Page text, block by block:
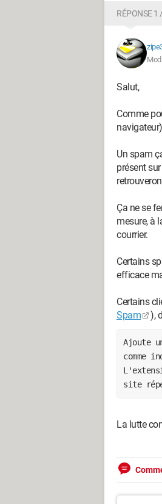
RÉPONSE 1
Salut,
Comme
Un spam
présent
Ça ne se
mesure, à
courrier.
Certains
efficace
Certains
Spam
),
Ajoute
comme
site
La lutte